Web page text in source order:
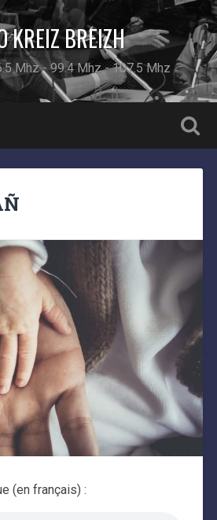
KREIZ BREIZH
Mhz - 99.4 Mhz - 107.5 Mhz
(en français) :